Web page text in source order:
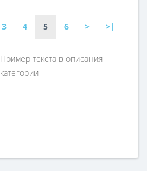
3 4 5 6 > >|
Пример текста в описания
категории